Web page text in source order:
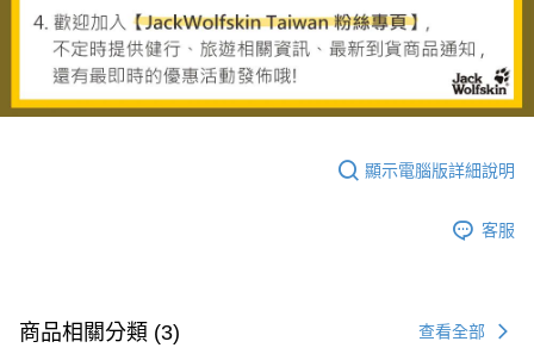
顯示電腦版詳細說明
客服
商品相關分類 (3) 查看全部